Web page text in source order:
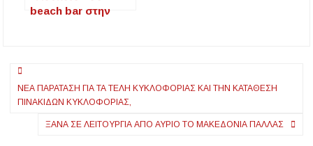
beach bar στην
Πλοήγηση
άρθρων
ΝΈΑ ΠΑΡΆΤΑΣΗ ΓΙΑ ΤΑ ΤΈΛΗ ΚΥΚΛΟΦΟΡΊΑΣ ΚΑΙ ΤΗΝ ΚΑΤΆΘΕΣΗ
ΠΙΝΑΚΊΔΩΝ ΚΥΚΛΟΦΟΡΊΑΣ,
ΞΑΝΆ ΣΕ ΛΕΙΤΟΥΡΓΊΑ ΑΠΌ ΑΎΡΙΟ ΤΟ ΜΑΚΕΔΟΝΊΑ ΠΑΛΛΆΣ